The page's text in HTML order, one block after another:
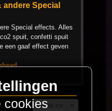
andere Special
Special effects. Alles
spuit, confetti spuit
een gaaf effect geven
Gehe zu
cookies